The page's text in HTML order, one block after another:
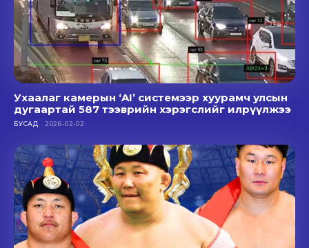
Ухаалаг камерын ‘AI’ системээр хуурамч улсын
дугаартай 587 тээврийн хэрэгслийг илрүүлжээ
БУСАД 2026-02-02